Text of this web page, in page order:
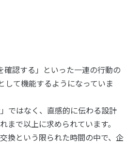
確認する」といった一連の行動の
して機能するようになっていま
ではなく、直感的に伝わる設計
まで以上に求められています。
換という限られた時間の中で、企